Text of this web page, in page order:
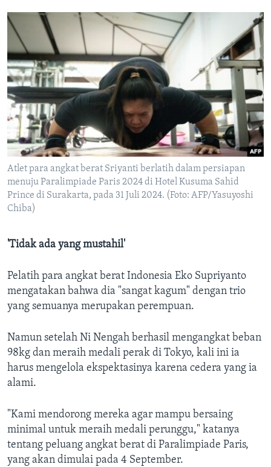
Atlet para angkat berat Sriyanti berlatih dalam persiapan
menuju Paralimpiade Paris 2024 di Hotel Kusuma Sahid
Prince di Surakarta, pada 31 Juli 2024. (Foto: AFP/Yasuyoshi
Chiba)
'Tidak ada yang mustahil'
Pelatih para angkat berat Indonesia Eko Supriyanto
mengatakan bahwa dia "sangat kagum" dengan trio
yang semuanya merupakan perempuan.
Namun setelah Ni Nengah berhasil mengangkat beban
98kg dan meraih medali perak di Tokyo, kali ini ia
harus mengelola ekspektasinya karena cedera yang ia
alami.
"Kami mendorong mereka agar mampu bersaing
minimal untuk meraih medali perunggu," katanya
tentang peluang angkat berat di Paralimpiade Paris,
yang akan dimulai pada 4 September.